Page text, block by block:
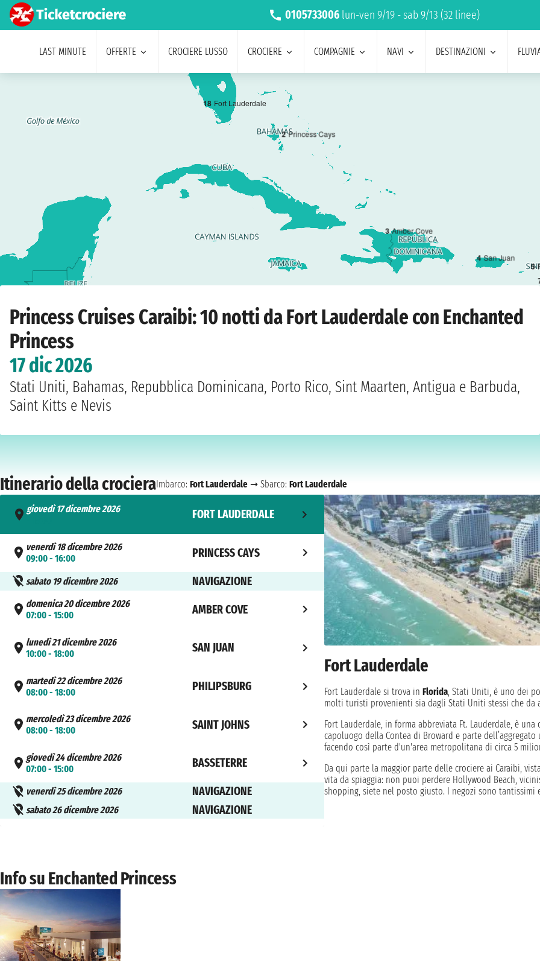
0105733006 lun-ven 9/19 - sab 9/13 (32 linee)
LAST MINUTE OFFERTE CROCIERE LUSSO CROCIERE COMPAGNIE NAVI DESTINAZIONI
18 Fort Lauderdale
2 Princess Cays
3 Amber Cove
4 San Juan
5
Princess Cruises Caraibi: 10 notti da Fort Lauderdale con Enchanted
Princess
17 dic 2026
Stati Uniti, Bahamas, Repubblica Dominicana, Porto Rico, Sint Maarten, Antigua e Barbuda,
Saint Kitts e Nevis
Itinerario della crocieraImbarco: Fort Lauderdale ➞ Sbarco: Fort Lauderdale
giovedì 17 dicembre 2026
FORT LAUDERDALE
venerdì 18 dicembre 2026
09:00 - 16:00
PRINCESS CAYS
sabato 19 dicembre 2026 NAVIGAZIONE
domenica 20 dicembre 2026
07:00 - 15:00
AMBER COVE
lunedì 21 dicembre 2026
10:00 - 18:00
SAN JUAN
martedì 22 dicembre 2026
08:00 - 18:00
PHILIPSBURG
mercoledì 23 dicembre 2026
08:00 - 18:00
SAINT JOHNS
giovedì 24 dicembre 2026
07:00 - 15:00
BASSETERRE
venerdì 25 dicembre 2026 NAVIGAZIONE
sabato 26 dicembre 2026 NAVIGAZIONE
Fort Lauderdale
Fort Lauderdale si trova in Florida, Stati Uniti, è uno dei
molti turisti provenienti sia dagli Stati Uniti stessi che da
Fort Lauderdale, in forma abbreviata Ft. Lauderdale, è
capoluogo della Contea di Broward e parte
facendo così parte d'un'area metropolitana di circa 5
Da qui parte la maggior parte delle crociere ai Caraibi,
vita da spiaggia: non puoi perdere Hollywood Beach,
shopping, siete nel posto giusto. I negozi sono tantissimi
Info su Enchanted Princess